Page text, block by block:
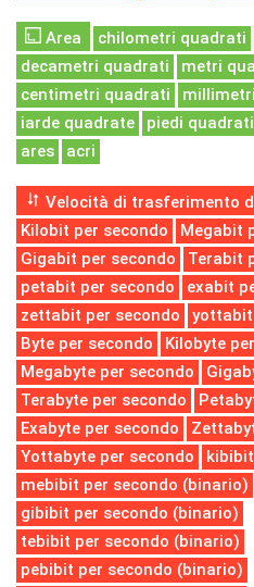
Area chilometri quadrati
decametri quadrati
metri
centimetri quadrati
iarde quadrate
piedi quadrati
ares
acri
Velocità di trasferimento
Kilobit per secondo
Megabit
Gigabit per secondo
Terabit
petabit per secondo
exabit
zettabit per secondo
yottabit
Byte per secondo
Kilobyte
Megabyte per secondo
Terabyte per secondo
Exabyte per secondo
Yottabyte per secondo
mebibit per secondo (binario)
gibibit per secondo (binario)
tebibit per secondo (binario)
pebibit per secondo (binario)